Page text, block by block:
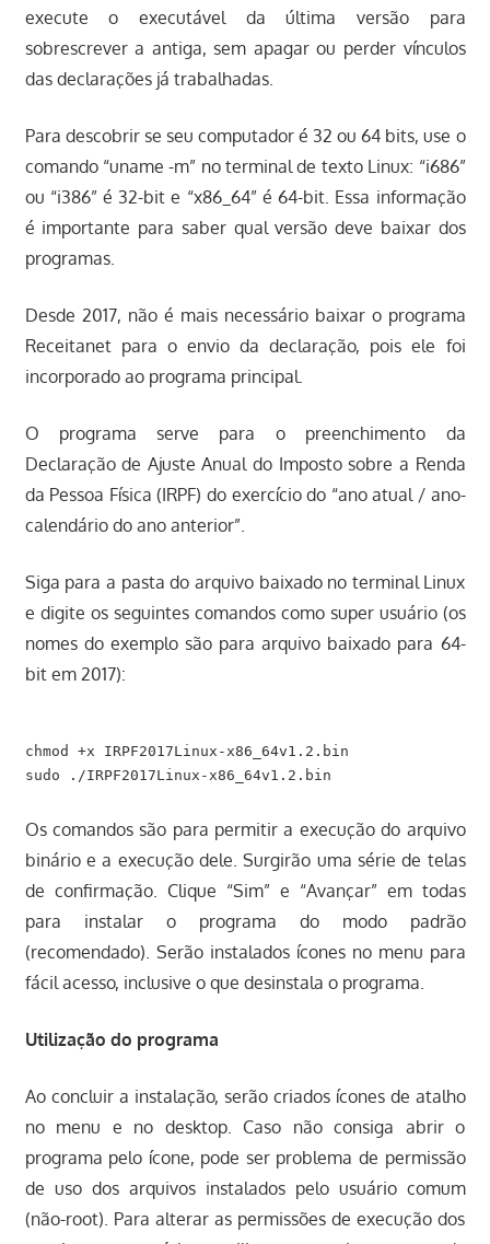
execute o executável da última versão para
sobrescrever a antiga, sem apagar ou perder vínculos
das declarações já trabalhadas.
Para descobrir se seu computador é 32 ou 64 bits, use o
comando “uname -m” no terminal de texto Linux: “i686”
ou “i386” é 32-bit e “x86_64” é 64-bit. Essa informação
é importante para saber qual versão deve baixar dos
programas.
Desde 2017, não é mais necessário baixar o programa
Receitanet para o envio da declaração, pois ele foi
incorporado ao programa principal.
O programa serve para o preenchimento da
Declaração de Ajuste Anual do Imposto sobre a Renda
da Pessoa Física (IRPF) do exercício do “ano atual / ano-
calendário do ano anterior”.
Siga para a pasta do arquivo baixado no terminal Linux
e digite os seguintes comandos como super usuário (os
nomes do exemplo são para arquivo baixado para 64-
bit em 2017):
chmod +x IRPF2017Linux-x86_64v1.2.bin
Os comandos são para permitir a execução do arquivo
binário e a execução dele. Surgirão uma série de telas
de confirmação. Clique “Sim” e “Avançar” em todas
para instalar o programa do modo padrão
(recomendado). Serão instalados ícones no menu para
fácil acesso, inclusive o que desinstala o programa.
Utilização do programa
Ao concluir a instalação, serão criados ícones de atalho
no menu e no desktop. Caso não consiga abrir o
programa pelo ícone, pode ser problema de permissão
de uso dos arquivos instalados pelo usuário comum
(não-root). Para alterar as permissões de execução dos